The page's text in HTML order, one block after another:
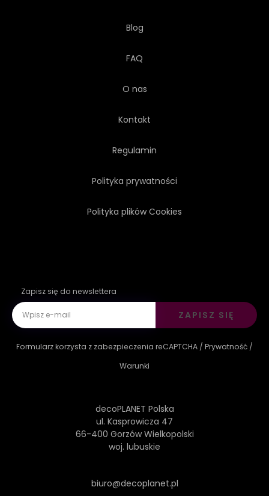
Blog
FAQ
O nas
Kontakt
Regulamin
Polityka prywatności
Polityka plików Cookies
Zapisz się do newslettera
ZAPISZ SIĘ
Formularz korzysta z zabezpieczenia reCAPTCHA / Prywatność /
Warunki
decoPLANET Polska
ul. Kasprowicza 47
66-400 Gorzów Wielkopolski
woj. lubuskie
biuro@decoplanet.pl